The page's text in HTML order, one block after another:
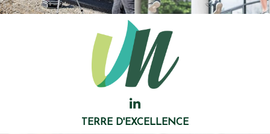
TERRE D'EXCELLENCE